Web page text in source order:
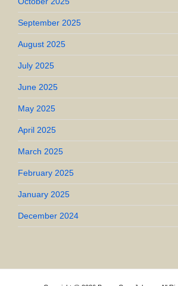
September 2025
August 2025
July 2025
June 2025
May 2025
April 2025
March 2025
February 2025
January 2025
December 2024